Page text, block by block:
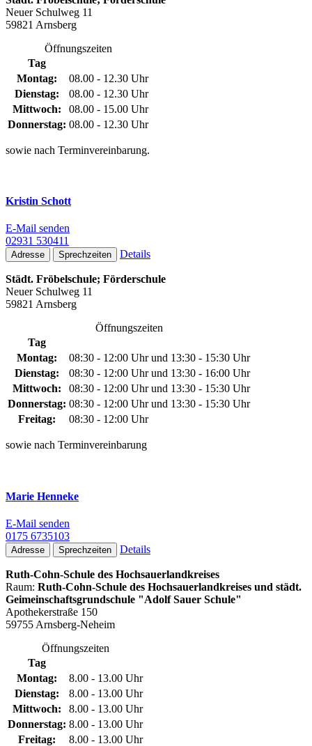
Neuer Schulweg 11
59821 Arnsberg
Öffnungszeiten
Tag
Montag:
08.00 - 12.30 Uhr
Dienstag:
08.00 - 12.30 Uhr
Mittwoch:
08.00 - 15.00 Uhr
Donnerstag: 08.00 - 12.30 Uhr
sowie nach Terminvereinbarung.
Kristin Schott
E-Mail senden
02931 530411
Adresse Sprechzeiten Details
Städt. Fröbelschule; Förderschule
Neuer Schulweg 11
59821 Arnsberg
Öffnungszeiten
Tag
Montag:
08:30 - 12:00 Uhr und 13:30 - 15:30 Uhr
Dienstag:
08:30 - 12:00 Uhr und 13:30 - 16:00 Uhr
Mittwoch:
08:30 - 12:00 Uhr und 13:30 - 15:30 Uhr
Donnerstag: 08:30 - 12:00 Uhr und 13:30 - 15:30 Uhr
Freitag:
08:30 - 12:00 Uhr
sowie nach Terminvereinbarung
Marie Henneke
E-Mail senden
0175 6735103
Adresse Sprechzeiten Details
Ruth-Cohn-Schule des Hochsauerlandkreises
Raum: Ruth-Cohn-Schule des Hochsauerlandkreises und städt.
Geimeinschaftsgrundschule "Adolf Sauer Schule"
Apothekerstraße 150
59755 Arnsberg-Neheim
Öffnungszeiten
Tag
Montag:
8.00 - 13.00 Uhr
Dienstag:
8.00 - 13.00 Uhr
Mittwoch:
8.00 - 13.00 Uhr
Donnerstag: 8.00 - 13.00 Uhr
Freitag:
8.00 - 13.00 Uhr